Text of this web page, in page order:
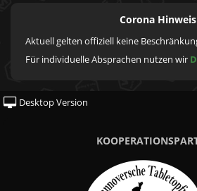
Corona Hinweis
Aktuell gelten offiziell keine
Für individuelle Absprachen nutzen wir
Desktop Version